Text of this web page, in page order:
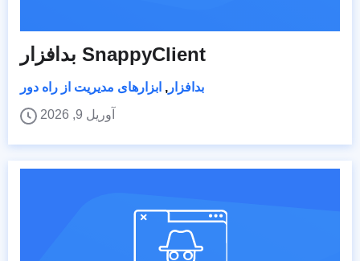
بدافزار SnappyClient
بدافزار , ابزارهای مدیریت از راه دور
آوریل 9, 2026